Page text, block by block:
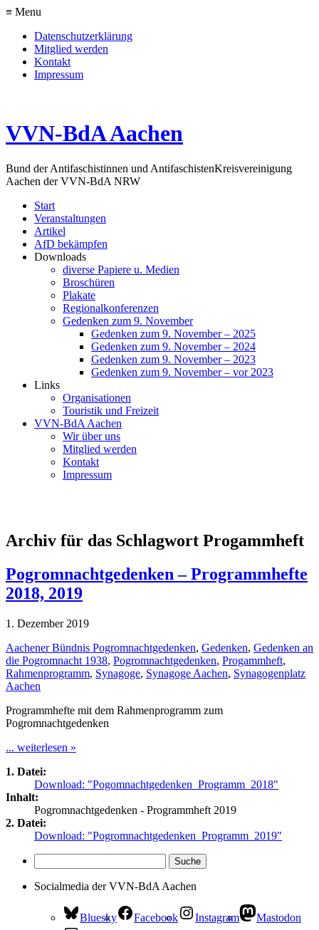
≡ Menu
Datenschutzerklärung
Mitglied werden
Kontakt
Impressum
VVN-BdA Aachen
Bund der Antifaschistinnen und AntifaschistenKreisvereinigung
Aachen der VVN-BdA NRW
Start
Veranstaltungen
Artikel
AfD bekämpfen
Downloads
diverse Papiere u. Medien
Broschüren
Plakate
Regionalkonferenzen
Gedenken zum 9. November
Gedenken zum 9. November – 2025
Gedenken zum 9. November – 2024
Gedenken zum 9. November – 2023
Gedenken zum 9. November – vor 2023
Links
Organisationen
Touristik und Freizeit
VVN-BdA Aachen
Wir über uns
Mitglied werden
Kontakt
Impressum
Archiv für das Schlagwort Progammheft
Pogromnachtgedenken – Programmhefte
2018, 2019
1. Dezember 2019
Aachener Bündnis Pogromnachtgedenken, Gedenken, Gedenken an
die Pogromnacht 1938, Pogromnachtgedenken, Progammheft,
Rahmenprogramm, Synagoge, Synagoge Aachen, Synagogenplatz
Aachen
Programmhefte mit dem Rahmenprogramm zum
Pogromnachtgedenken
... weiterlesen »
1. Datei:
Download: "Pogomnachtgedenken_Programm_2018"
Inhalt:
Pogromnachtgedenken - Programmheft 2019
2. Datei:
Download: "Pogromnachtgedenken_Programm_2019"
Socialmedia der VVN-BdA Aachen
Bluesky Facebook Instagram
Mastodon